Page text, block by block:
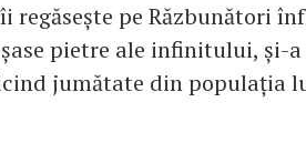
regăsește pe Răzbunători
pietre ale infinitului, și-
jumătate din populația